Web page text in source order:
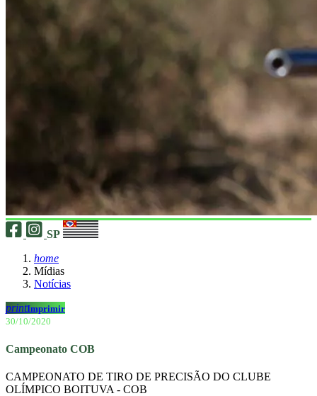
SP
home
Mídias
Notícias
printImprimir
30/10/2020
Campeonato COB
CAMPEONATO DE TIRO DE PRECISÃO DO CLUBE
OLÍMPICO BOITUVA - COB